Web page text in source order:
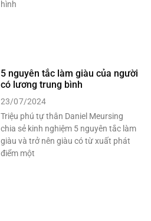
hình
5 nguyên tắc làm giàu của người
có lương trung bình
23/07/2024
Triệu phú tự thân Daniel Meursing
chia sẻ kinh nghiệm 5 nguyên tắc làm
giàu và trở nên giàu có từ xuất phát
điểm một